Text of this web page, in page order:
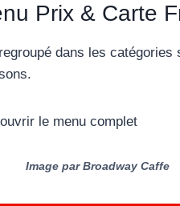
Prix & Carte
dans les
le menu complet
Image par Broadway Caffe